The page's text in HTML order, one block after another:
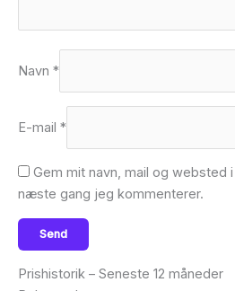
Navn *
E-mail *
Gem mit navn, mail og websted
næste gang jeg kommenterer.
Prishistorik – Seneste 12 måneder